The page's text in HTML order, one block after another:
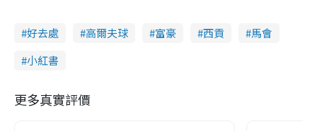
好去處 高爾夫球 富豪 西貢
馬會
小紅書
更多真實評價